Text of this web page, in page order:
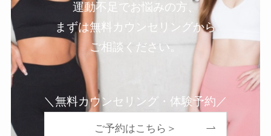
運動不足でお悩みの方、
まずは無料カウンセリングから
ご相談ください。
＼無料カウンセリング・体験予約／
ご予約はこちら＞